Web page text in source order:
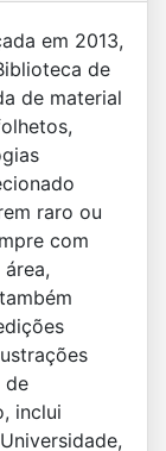
em 2013,
de
de material
raro ou
com
de
inclui